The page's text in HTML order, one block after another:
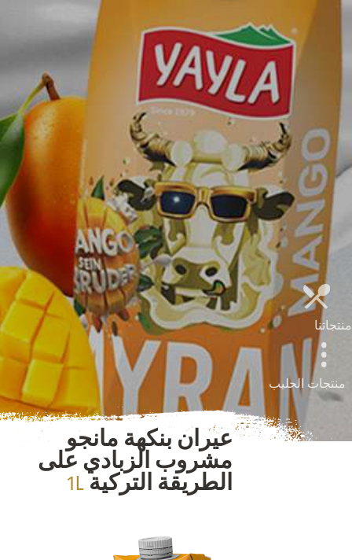
منتجاتنا
منتجات الحليب
عيران بنكهة مانجو
مشروب الزبادي على
الطريقة التركية 1L